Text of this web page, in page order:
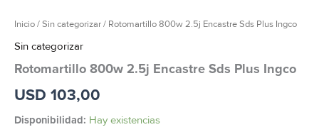
Inicio/Sin categorizar/ Rotomartillo 800w 2.5j Encastre Sds Plus Ingco
Sin categorizar
Rotomartillo 800w 2.5j Encastre Sds Plus Ingco
USD 103,00
Disponibilidad: Hay existencias